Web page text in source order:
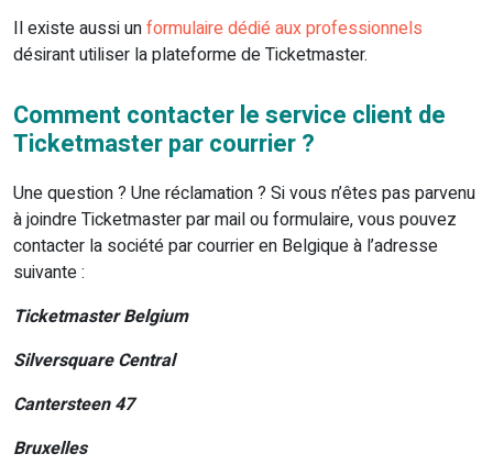
Il existe aussi unformulaire dédié aux professionnels
désirant utiliser la plateforme de Ticketmaster.
Comment contacter le service client de
Ticketmaster par courrier ?
Une question ? Une réclamation ? Si vous n’êtes pas parvenu
à joindre Ticketmaster par mail ou formulaire, vous pouvez
contacter la société par courrier en Belgique à l’adresse
suivante :
Ticketmaster Belgium
Silversquare Central
Cantersteen 47
Bruxelles